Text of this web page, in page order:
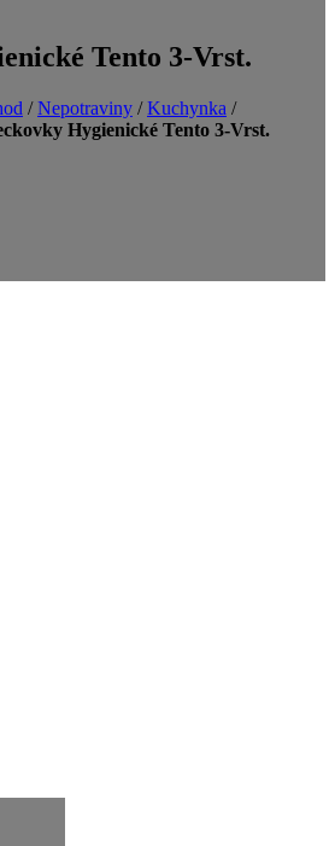
Tento 3-Vrst.
/Nepotraviny /Kuchynka /
Hygienické Tento 3-Vrst.